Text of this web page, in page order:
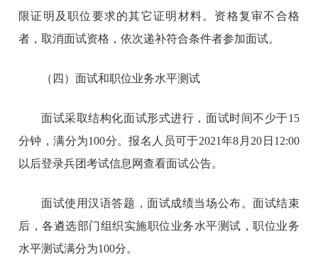
限证明及职位要求的其它证明材料。资格复审不合格
者，取消面试资格，依次递补符合条件者参加面试。
（四）面试和职位业务水平测试
面试采取结构化面试形式进行，面试时间不少于15
分钟，满分为100分。报名人员可于2021年8月20日12:00
以后登录兵团考试信息网查看面试公告。
面试使用汉语答题，面试成绩当场公布。面试结束
后，各遴选部门组织实施职位业务水平测试，职位业务
水平测试满分为100分。